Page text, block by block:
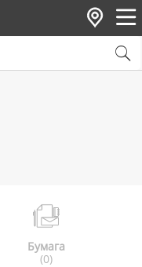
Бумага
(0)